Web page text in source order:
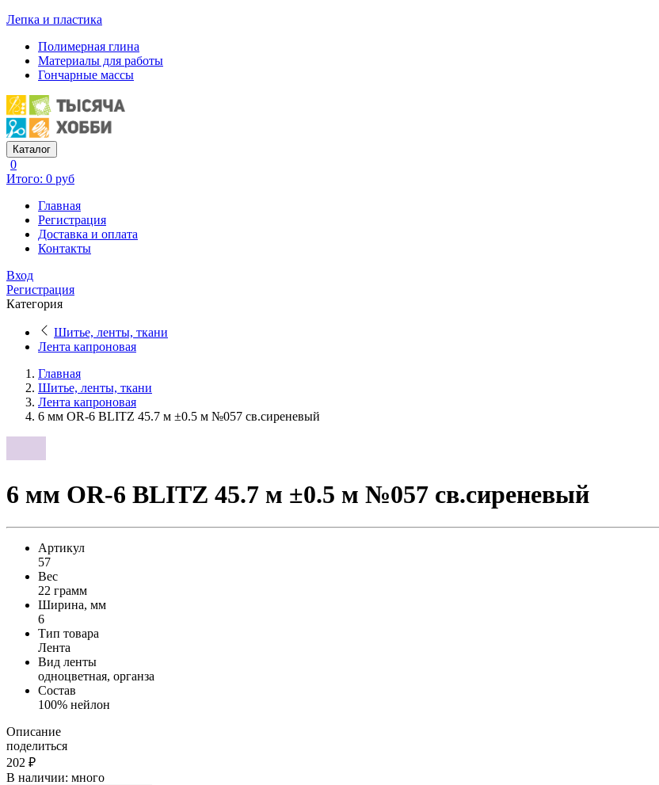
Лепка и пластика
Полимерная глина
Материалы для работы
Гончарные массы
Каталог
0
Итого: 0 руб
Главная
Регистрация
Доставка и оплата
Контакты
Вход
Регистрация
Категория
Шитье, ленты, ткани
Лента капроновая
Главная
Шитье, ленты, ткани
Лента капроновая
6 мм OR-6 BLITZ 45.7 м ±0.5 м №057 св.сиреневый
6 мм OR-6 BLITZ 45.7 м ±0.5 м №057 св.сиреневый
Артикул
57
Вес
22 грамм
Ширина, мм
6
Тип товара
Лента
Вид ленты
одноцветная, органза
Состав
100% нейлон
Описание
поделиться
202 ₽
В наличии: много